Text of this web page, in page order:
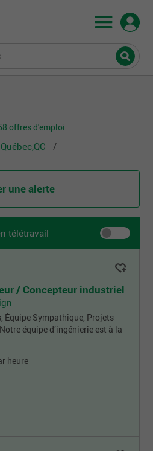
offres d'emploi
Québec,QC
une alerte
télétravail
/ Concepteur industriel
Équipe Sympathique, Projets
équipe d’ingénierie est à la
heure